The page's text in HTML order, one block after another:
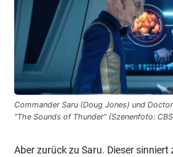
Commander Saru (Doug Jones) und
“The Sounds of Thunder” (Szenenfoto:
Aber zurück zu Saru. Dieser